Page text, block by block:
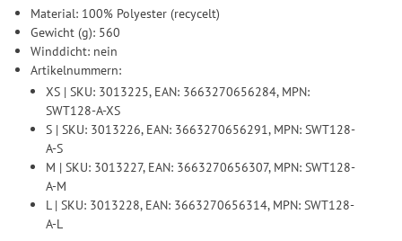
Material: 100% Polyester (recycelt)
Gewicht (g): 560
Winddicht: nein
Artikelnummern:
XS | SKU: 3013225, EAN: 3663270656284, MPN:
SWT128-A-XS
S | SKU: 3013226, EAN: 3663270656291, MPN: SWT128-
A-S
M | SKU: 3013227, EAN: 3663270656307, MPN: SWT128-
A-M
L | SKU: 3013228, EAN: 3663270656314, MPN: SWT128-
A-L